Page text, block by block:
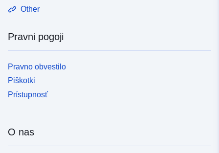
Other
Pravni pogoji
Pravno obvestilo
Piškotki
Prístupnosť
O nas